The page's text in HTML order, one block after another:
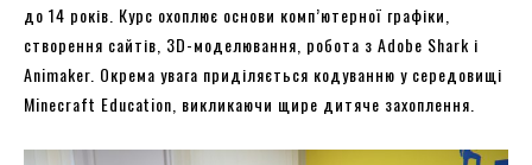
до 14 років. Курс охоплює основи комп’ютерної графіки,
створення сайтів, 3D-моделювання, робота з Adobe Shark і
Animaker. Окрема увага приділяється кодуванню у середовищі
Minecraft Education, викликаючи щире дитяче захоплення.